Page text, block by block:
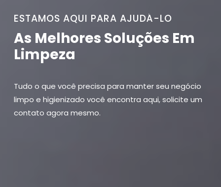
ESTAMOS AQUI PARA AJUDÁ-LO
As Melhores Soluções Em
Limpeza
Tudo o que você precisa para manter seu negócio
limpo e higienizado você encontra aqui, solicite um
contato agora mesmo.